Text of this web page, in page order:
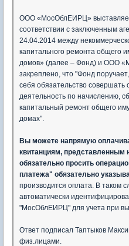
ООО «МосОблЕИРЦ»
соответствии с заключенным
24.04.2014 между
капитального ремонта общего
домов» (далее – Фонд) и ООО
закреплено, что "Фонд
себя обязательство совершать
деятельность по начислению,
капитальный ремонт общего
домах".
Вы можете напрямую
квитанциям, представленным
обязательно просить
платежа" обязательно
производится оплата. В таком
автоматически
"МосОблЕИРЦ" для учета при
Ответ подписал Таптыков
физ.лицами.